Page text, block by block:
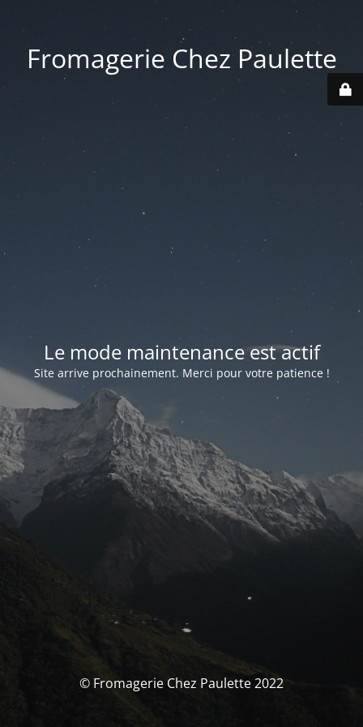
Fromagerie Chez Paulette
Le mode maintenance est actif
Site arrive prochainement. Merci pour votre patience !
© Fromagerie Chez Paulette 2022